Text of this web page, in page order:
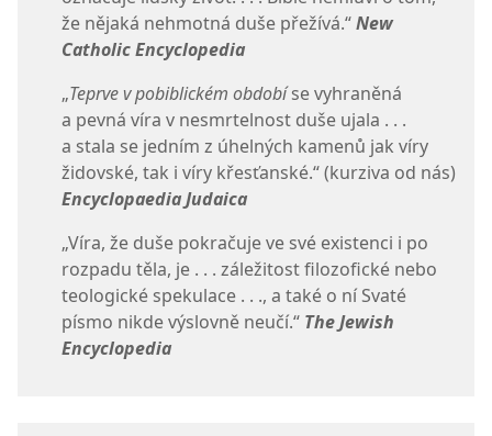
že nějaká nehmotná duše přežívá.“New
Catholic Encyclopedia
„Teprve v pobiblickém obdobíse vyhraněná
a pevná víra v nesmrtelnost duše ujala . . .
a stala se jedním z úhelných kamenů jak víry
židovské, tak i víry křesťanské.“ (kurziva od nás)
Encyclopaedia Judaica
„Víra, že duše pokračuje ve své existenci i po
rozpadu těla, je . . . záležitost filozofické nebo
teologické spekulace . . ., a také o ní Svaté
písmo nikde výslovně neučí.“ The Jewish
Encyclopedia